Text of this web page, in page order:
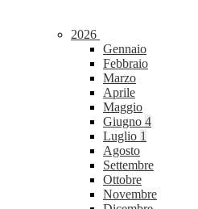
2026
Gennaio
Febbraio
Marzo
Aprile
Maggio
Giugno 4
Luglio 1
Agosto
Settembre
Ottobre
Novembre